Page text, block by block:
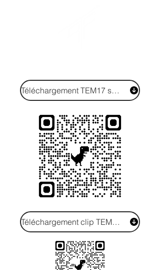
Téléchargement TEM17 sur Vimeo
Téléchargement clip TEM17 sur Vimeo